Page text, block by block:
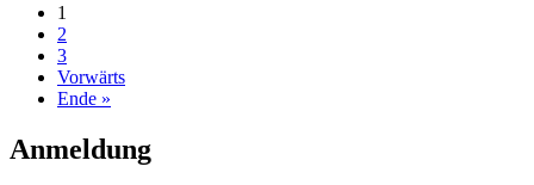
1
2
3
Vorwärts
Ende »
Anmeldung